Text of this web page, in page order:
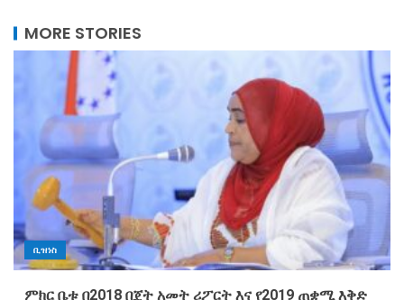
MORE STORIES
ቢዝነስ
ምክር ቤቱ በ2018 በጀት አመት ሪፖርት እና የ2019 ጠቋሚ እቅድ